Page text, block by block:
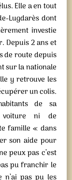
Elle a en tout
Lugdarès dont
investie
Depuis 2 ans et
de route depuis
sur la nationale
y retrouve les
un colis.
de sa
ni de
famille « dans
son aide pour
peux pas c’est
pu franchir le
pas pu les